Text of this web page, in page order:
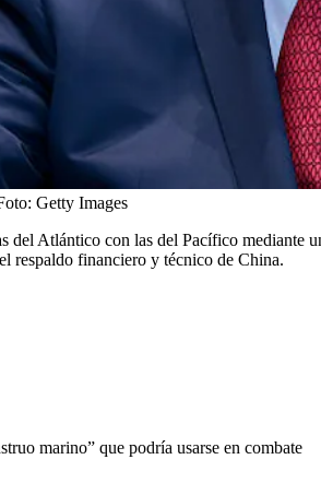
Getty Images
del Atlántico con las del Pacífico mediante
respaldo financiero y técnico de China.
marino” que podría usarse en combate